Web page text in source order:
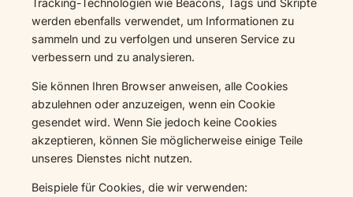
Tracking-Technologien wie Beacons, Tags und Skripte
werden ebenfalls verwendet, um Informationen zu
sammeln und zu verfolgen und unseren Service zu
verbessern und zu analysieren.
Sie können Ihren Browser anweisen, alle Cookies
abzulehnen oder anzuzeigen, wenn ein Cookie
gesendet wird. Wenn Sie jedoch keine Cookies
akzeptieren, können Sie möglicherweise einige Teile
unseres Dienstes nicht nutzen.
Beispiele für Cookies, die wir verwenden: